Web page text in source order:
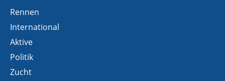
Rennen
International
Aktive
Politik
Zucht